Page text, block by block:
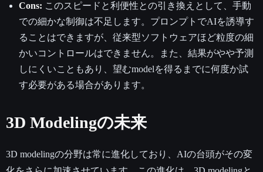
Cons: このスピードと利便性との引き換えとして、手動
での細かな制御は不足します。プロンプトでAIを誘導す
ることはできますが、従来型ソフトウェアほど粒度の細
かいコントロールはできません。また、結果がやや予測
しにくいこともあり、望むmodelを得るまでに何度か試
す必要がある場合があります。
3D Modelingの未来
3D modelingの分野は常に進化しており、AIの台頭がその変